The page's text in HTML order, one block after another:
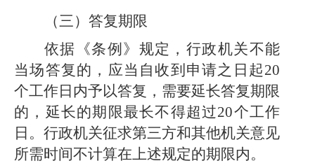
（三）答复期限
依据《条例》规定，行政机关不能
当场答复的，应当自收到申请之日起20
个工作日内予以答复，需要延长答复期限
的，延长的期限最长不得超过20个工作
日。行政机关征求第三方和其他机关意见
所需时间不计算在上述规定的期限内。